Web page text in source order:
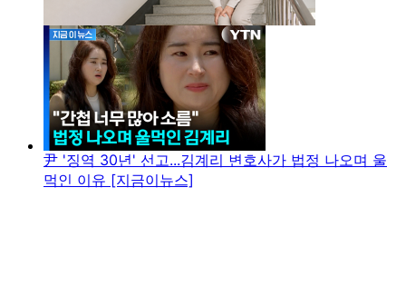
尹 '징역 30년' 선고...김계리 변호사가 법정 나오며 울
먹인 이유 [지금이뉴스]